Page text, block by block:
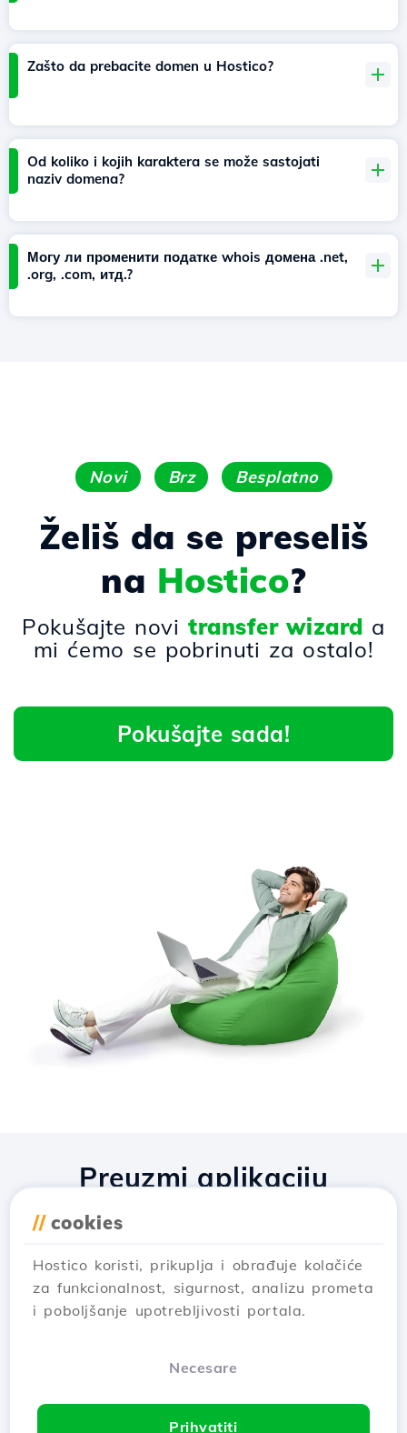
Zašto da prebacite domen u Hostico?
Od koliko i kojih karaktera se može sastojati
naziv domena?
Могу ли променити податке whois домена .net,
.org, .com, итд.?
Novi Brz Besplatno
Želiš da se preseliš
na Hostico?
Pokušajte novitransfer wizard a
mi ćemo se pobrinuti za ostalo!
Pokušajte sada!
// cookies
Hostico koristi, prikuplja i obrađuje kolačiće
za funkcionalnost, sigurnost, analizu prometa
i poboljšanje upotrebljivosti portala.
Necesare
Prihvatiti
Preuzmi aplikaciju